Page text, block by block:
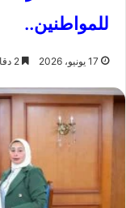
للمواطنين..
17 يونيو، 2026